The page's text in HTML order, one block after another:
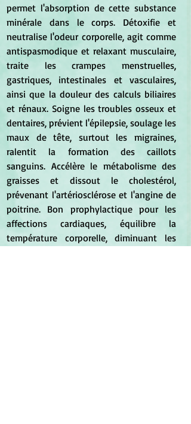
permet l'absorption de cette substance
minérale dans le corps. Détoxifie et
neutralise l'odeur corporelle, agit comme
antispasmodique et relaxant musculaire,
traite les crampes menstruelles,
gastriques, intestinales et vasculaires,
ainsi que la douleur des calculs biliaires
et rénaux. Soigne les troubles osseux et
dentaires, prévient l'épilepsie, soulage les
maux de tête, surtout les migraines,
ralentit la formation des caillots
sanguins. Accélère le métabolisme des
graisses et dissout le cholestérol,
prévenant l'artériosclérose et l'angine de
poitrine. Bon prophylactique pour les
affections cardiaques, équilibre la
température corporelle, diminuant les